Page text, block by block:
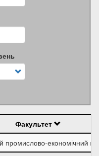
Факультет
промислово-економічний